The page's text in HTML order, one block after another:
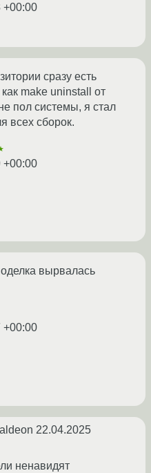
+00:00
сразу есть
make uninstall от
пол системы, я стал
всех сборок.
+00:00
вырвалась
+00:00
22.04.2025
ненавидят